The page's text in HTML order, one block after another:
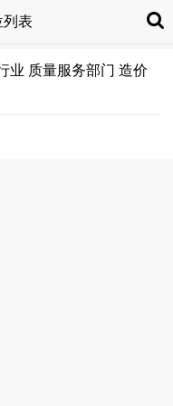
列表
业 质量服务部门 造价